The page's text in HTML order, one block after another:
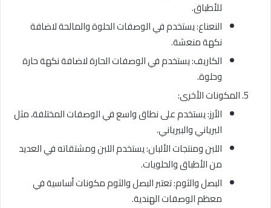
للأطباق.
النعناع: يستخدم في الوصفات الحلوة والمالحة لاضافة
نكهة منعشة.
الكاريف: يستخدم في الوصفات الحارة لاضافة نكهة حارة
وحلوة.
المكونات الأخرى:
الأرز: يستخدم على نطاق واسع في الوصفات المختلفة، مثل
البرياني والبيرياني.
اللبن ومنتجات الألبان: يستخدم اللبن ومشتقاته في العديد
من الأطباق والحلويات.
البصل والثوم: تعتبر البصل والثوم مكونات أساسية في
معظم الوصفات الهندية.